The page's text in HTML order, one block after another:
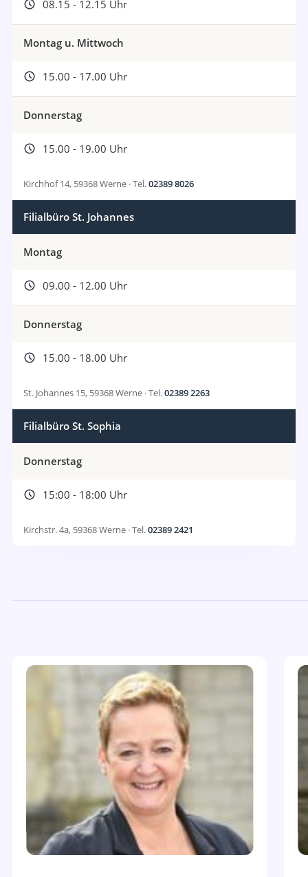
08.15 - 12.15 Uhr
Montag u. Mittwoch
15.00 - 17.00 Uhr
Donnerstag
15.00 - 19.00 Uhr
Kirchhof 14, 59368 Werne · Tel.02389 8026
Filialbüro St. Johannes
Montag
09.00 - 12.00 Uhr
Donnerstag
15.00 - 18.00 Uhr
St. Johannes 15, 59368 Werne · Tel.02389 2263
Filialbüro St. Sophia
Donnerstag
15:00 - 18:00 Uhr
Kirchstr. 4a, 59368 Werne · Tel.02389 2421